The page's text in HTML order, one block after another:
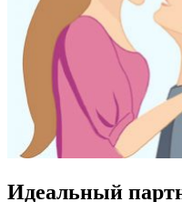
Идеальный